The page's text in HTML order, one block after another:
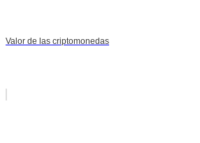
Valor de las criptomonedas